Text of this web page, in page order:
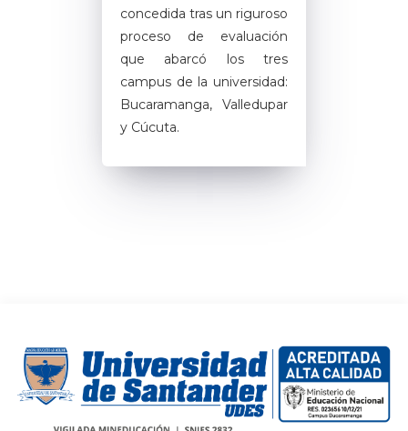
concedida tras un riguroso
proceso de evaluación
que abarcó los tres
campus de la universidad:
Bucaramanga, Valledupar
y Cúcuta.